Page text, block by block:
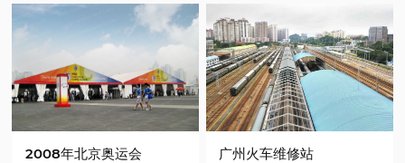
2008年北京奥运会 广州火车维修站